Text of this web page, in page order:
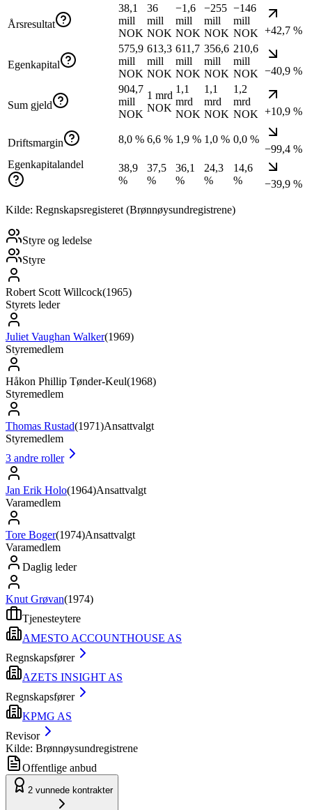
Årsresultat
38,1
mill
NOK
36
mill
NOK
−1,6
mill
NOK
−255
mill
NOK
−146
mill
NOK +42,7 %
Egenkapital
575,9
mill
NOK
613,3
mill
NOK
611,7
mill
NOK
356,6
mill
NOK
210,6
mill
NOK −40,9 %
Sum gjeld
904,7
mill
NOK
1 mrd
NOK
1,1
mrd
NOK
1,1
mrd
NOK
1,2
mrd
NOK +10,9 %
Driftsmargin 8,0 % 6,6 % 1,9 % 1,0 % 0,0 %
−99,4 %
Egenkapitalandel
38,9
%
37,5
%
36,1
%
24,3
%
14,6
%
−39,9 %
Kilde: Regnskapsregisteret (Brønnøysundregistrene)
Styre og ledelse
Styre
Robert Scott Willcock(1965)
Styrets leder
Juliet Vaughan Walker(1969)
Styremedlem
Håkon Phillip Tønder-Keul(1968)
Styremedlem
Thomas Rustad(1971)Ansattvalgt
Styremedlem
3 andre roller
Jan Erik Holo(1964)Ansattvalgt
Varamedlem
Tore Boger(1974)Ansattvalgt
Varamedlem
Daglig leder
Knut Grøvan(1974)
Tjenesteytere
AMESTO ACCOUNTHOUSE AS
Regnskapsfører
AZETS INSIGHT AS
Regnskapsfører
KPMG AS
Revisor
Kilde: Brønnøysundregistrene
Offentlige anbud
2 vunnede kontrakter